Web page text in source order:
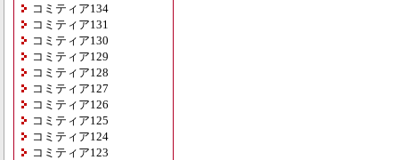
コミティア134
コミティア131
コミティア130
コミティア129
コミティア128
コミティア127
コミティア126
コミティア125
コミティア124
コミティア123